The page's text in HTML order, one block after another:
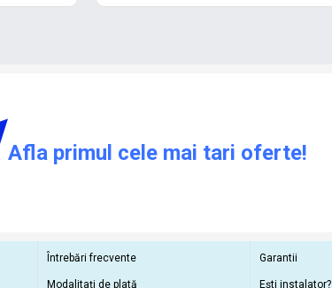
Afla primul cele mai tari oferte!
Întrebări frecvente
Modalitați de plată
Garantii
Ești instalator?